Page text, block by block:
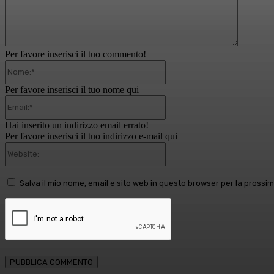
Per favore inserisci il tuo commento!
Per favore inserisci il tuo nome qui
Hai inserito un indirizzo email errato!
Per favore inserisci il tuo indirizzo e-mail qui
Salva il mio nome, email e sito web in questo browser per la